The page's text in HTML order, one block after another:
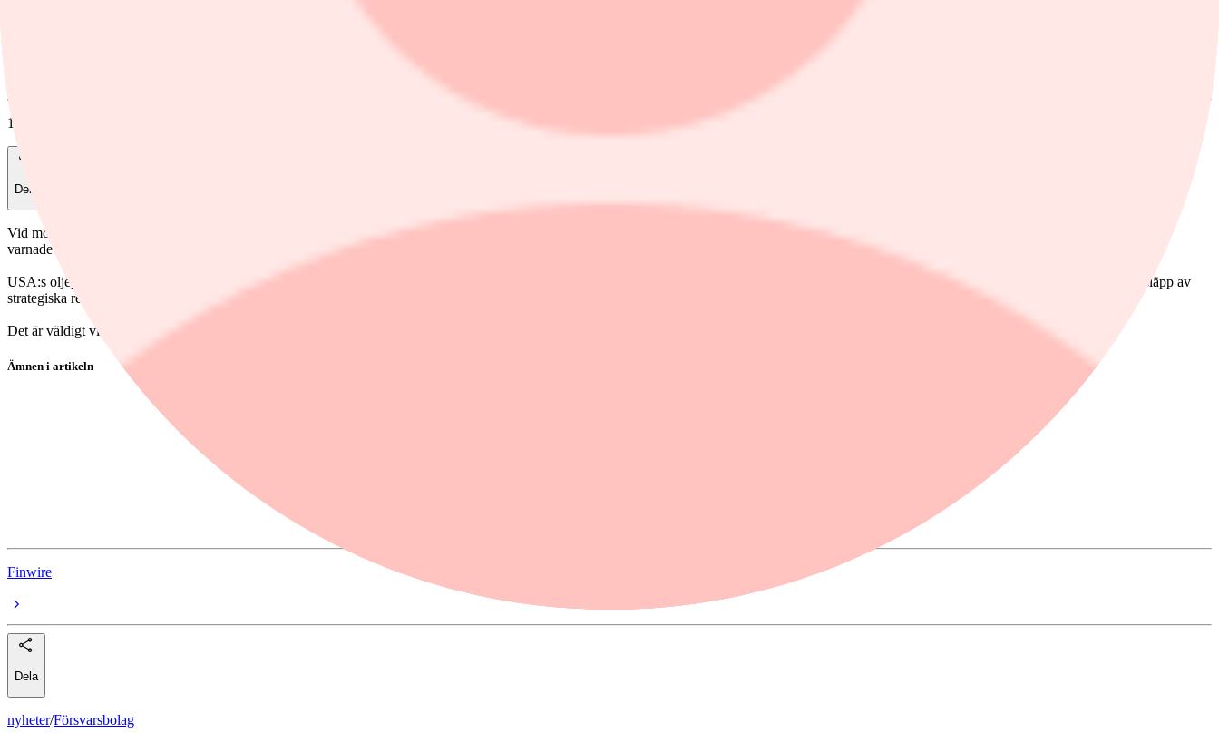
16 mars, 07:51
Dela
Vid möten i Vita huset uppgav vd:arna för Exxon Mobil, Chevron och Conoco Phillips att störningarna i transporterna genom Hormuzsundet fortsätter att skapa kraftig volatilitet på energimarknaderna. De
varnade också för att oljepriserna kan stiga ytterligare och att brist på raffinerade bränslen kan uppstå.
USA:s oljepris steg under veckan från cirka 87 dollar per fat till 99 dollar. Regeringen överväger samtidigt åtgärder för att dämpa prisuppgången, bland annat lättade sanktioner mot rysk olja, ett större släpp av
strategiska reserver samt ökad oljehandel med Venezuela.
Det är väldigt viktigt för oljemarknaden att fartyg kan passera genom Hormuzsundet då en stor del av världens olja kommer från Persiska viken.
Ämnen i artikeln
Finwire
Dela
nyheter/Försvarsbolag